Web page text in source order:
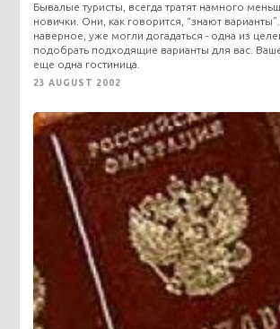
Бывалые туристы, всегда тратят намного
новички. Они, как говорится, “знают
наверное, уже могли догадаться - одна из
подобрать подходящие варианты для вас.
еще одна гостиница.
23 AUGUST 2002